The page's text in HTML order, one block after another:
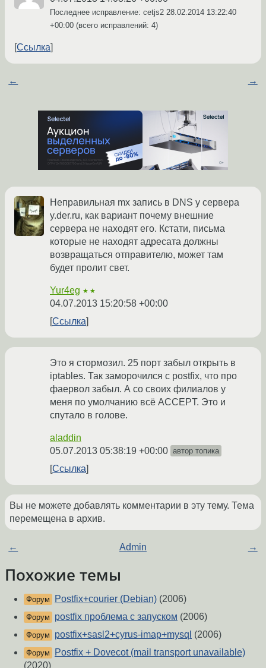
Последнее исправление: cetjs2 28.02.2014 13:22:40
+00:00 (всего исправлений: 4)
Ссылка
← →
Неправильная mx запись в DNS у сервера
y.der.ru, как вариант почему внешние
сервера не находят его. Кстати, письма
которые не находят адресата должны
возвращаться отправителю, может там
будет пролит свет.
Yur4eg ★★
04.07.2013 15:20:58 +00:00
Ссылка
Это я стормозил. 25 порт забыл открыть в
iptables. Так заморочился с postfix, что про
фаервол забыл. А со своих филиалов у
меня по умолчанию всё ACCEPT. Это и
спутало в голове.
aladdin
05.07.2013 05:38:19 +00:00 автор топика
Ссылка
Вы не можете добавлять комментарии в эту тему. Тема
перемещена в архив.
← Admin →
Похожие темы
Форум Postfix+courier (Debian) (2006)
Форум postfix проблема с запуском (2006)
Форум postfix+sasl2+cyrus-imap+mysql (2006)
Форум
Postfix + Dovecot (mail transport unavailable)
(2020)